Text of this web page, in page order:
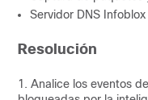
Servidor DNS
Resolución
1. Analice los eventos